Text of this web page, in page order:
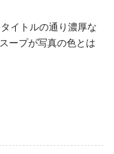
イトルの通り濃厚な
ープが写真の色とは